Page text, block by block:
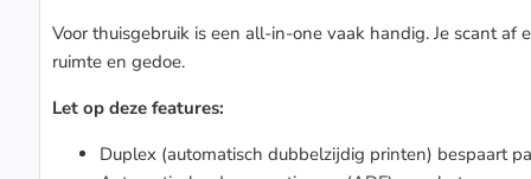
Voor thuisgebruik is een all-in-one vaak handig. Je scant
ruimte en gedoe.
Let op deze features:
Duplex (automatisch dubbelzijdig printen) bespaart